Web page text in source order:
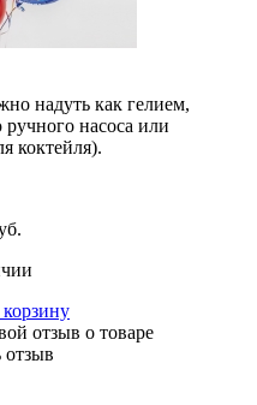
надуть как гелием,
насоса или
коктейля).
отзыв о товаре
отзыв